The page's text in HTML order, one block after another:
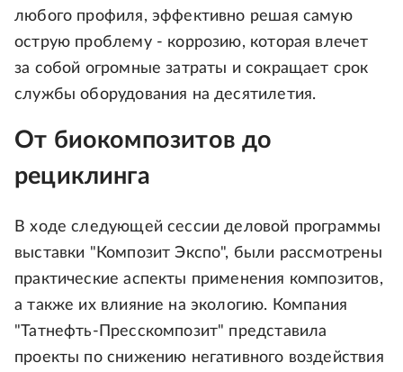
любого профиля, эффективно решая самую
острую проблему - коррозию, которая влечет
за собой огромные затраты и сокращает срок
службы оборудования на десятилетия.
От биокомпозитов до
рециклинга
В ходе следующей сессии деловой программы
выставки "Композит Экспо", были рассмотрены
практические аспекты применения композитов,
а также их влияние на экологию. Компания
"Татнефть-Пресскомпозит" представила
проекты по снижению негативного воздействия